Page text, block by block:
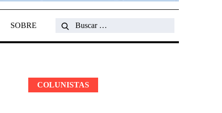
SOBRE
Search
Search
COLUNISTAS